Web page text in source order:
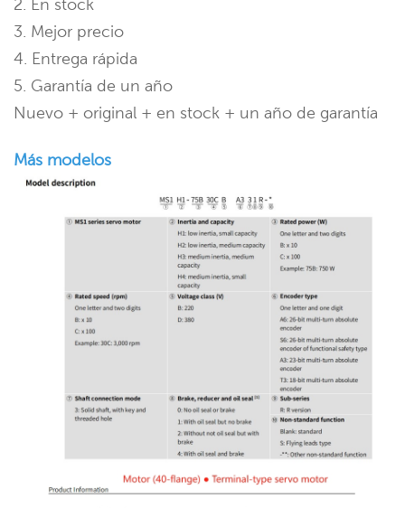
2. En stock
3. Mejor precio
4. Entrega rápida
5. Garantía de un año
Nuevo + original + en stock + un año de garantía
Más modelos